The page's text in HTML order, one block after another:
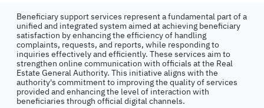
Beneficiary support services represent a fundamental part of a
unified and integrated system aimed at achieving beneficiary
satisfaction by enhancing the efficiency of handling
complaints, requests, and reports, while responding to
inquiries effectively and efficiently. These services aim to
strengthen online communication with officials at the Real
Estate General Authority. This initiative aligns with the
authority's commitment to improving the quality of services
provided and enhancing the level of interaction with
beneficiaries through official digital channels.